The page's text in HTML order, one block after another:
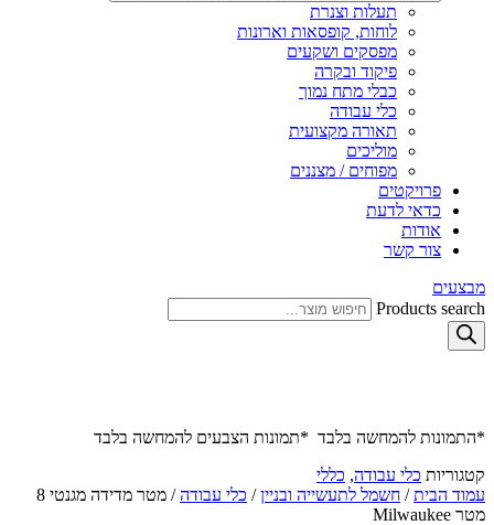
תעלות וצנרת
לוחות, קופסאות וארונות
מפסקים ושקעים
פיקוד ובקרה
כבלי מתח נמוך
כלי עבודה
תאורה מקצועית
מוליכים
מפוחים / מצננים
פרויקטים
כדאי לדעת
אודות
צור קשר
מבצעים
Products search
*התמונות להמחשה בלבד *תמונות הצבעים להמחשה בלבד
קטגוריות כלי עבודה, כללי
עמוד הבית/ חשמל לתעשייה ובניין/ כלי עבודה
/ מטר מדידה מגנטי 8
מטר Milwaukee